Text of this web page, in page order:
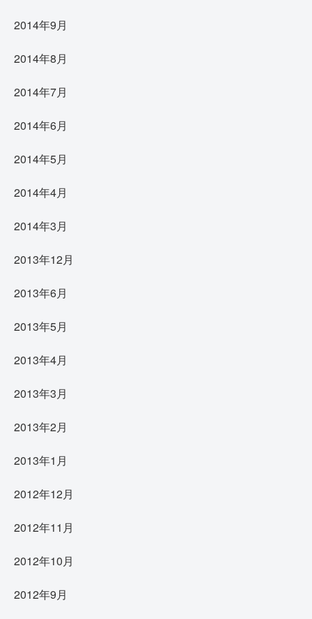
2014年9月
2014年8月
2014年7月
2014年6月
2014年5月
2014年4月
2014年3月
2013年12月
2013年6月
2013年5月
2013年4月
2013年3月
2013年2月
2013年1月
2012年12月
2012年11月
2012年10月
2012年9月